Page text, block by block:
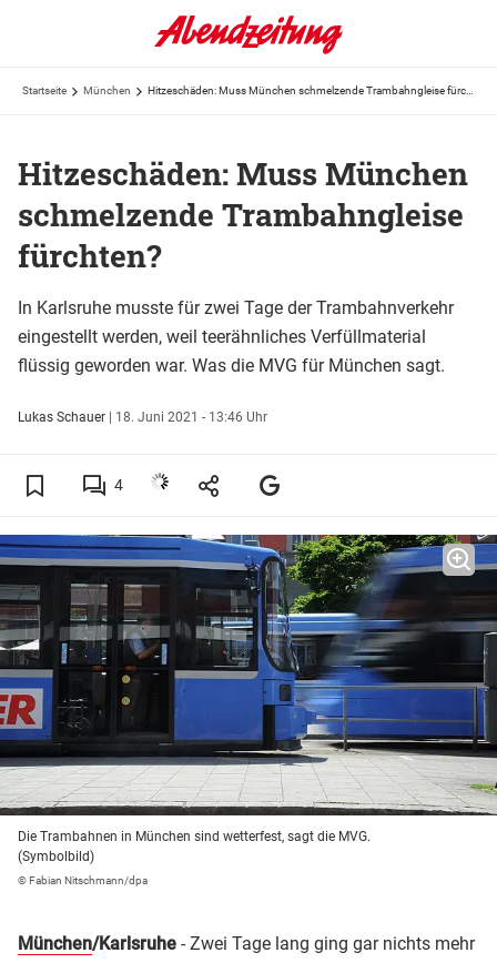
Startseite München
Hitzeschäden: Muss München
schmelzende Trambahngleise
fürchten?
In Karlsruhe musste für zwei Tage der Trambahnverkehr
eingestellt werden, weil teerähnliches Verfüllmaterial
flüssig geworden war. Was die MVG für München sagt.
Lukas Schauer | 18. Juni 2021 - 13:46 Uhr
4
Die Trambahnen in München sind wetterfest, sagt die MVG.
(Symbolbild)
© Fabian Nitschmann/dpa
München/Karlsruhe - Zwei Tage lang ging gar nichts mehr